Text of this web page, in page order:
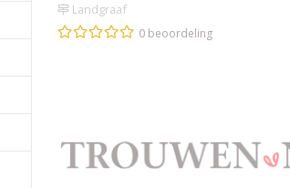
Landgraaf
0 beoordeling